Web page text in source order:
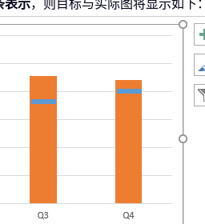
表示，则目标与实际图将显示如下：